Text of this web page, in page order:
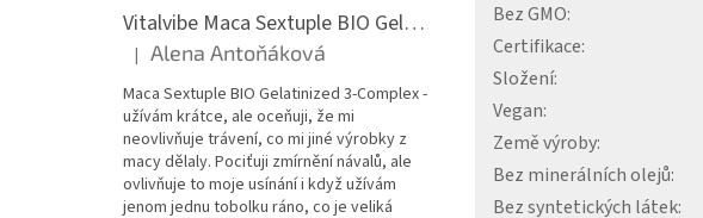
Vitalvibe Maca Sextuple BIO Gelatinized 3-Complex, 60 kapslí
Hodnocení produktu je 5 z 5 hvězdiček.
| Alena Antoňáková
Maca Sextuple BIO Gelatinized 3-Complex -
užívám krátce, ale oceňuji, že mi
neovlivňuje trávení, co mi jiné výrobky z
macy dělaly. Pociťuji zmírnění návalů, ale
ovlivňuje to moje usínání i když užívám
jenom jednu tobolku ráno, co je veliká
Bez GMO:
Certifikace:
Složení:
Vegan:
Země výroby:
Bez minerálních olejů:
Bez syntetických látek: